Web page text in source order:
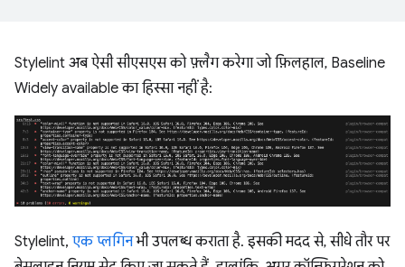
Stylelint अब ऐसी सीएसएस को फ़्लैग करेगा जो फ़िलहाल, Baseline
Widely available का हिस्सा नहीं है:
Stylelint, एक प्लगिनभी उपलब्ध कराता है. इसकी मदद से, सीधे तौर पर